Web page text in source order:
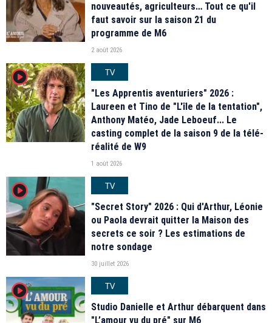
nouveautés, agriculteurs… Tout ce qu'il
faut savoir sur la saison 21 du
programme de M6
2 août 2026
player2
TV
"Les Apprentis aventuriers" 2026 :
Laureen et Tino de "L'île de la tentation",
Anthony Matéo, Jade Leboeuf... Le
casting complet de la saison 9 de la télé-
réalité de W9
1 août 2026
player2
TV
"Secret Story" 2026 : Qui d'Arthur, Léonie
ou Paola devrait quitter la Maison des
secrets ce soir ? Les estimations de
notre sondage
30 juillet 2026
player2
TV
Studio Danielle et Arthur débarquent dans
"L’amour vu du pré" sur M6